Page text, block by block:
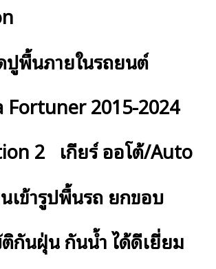
ปูพื้นภายในรถยนต์
Fortuner 2015-2024
2 เกียร์ ออโต้/Auto
เข้ารูปพื้นรถ ยกขอบ
กันฝุ่น กันน้ำ ได้ดีเยี่ยม